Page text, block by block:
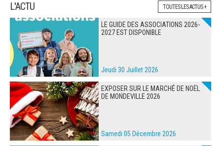
L'ACTU TOUTES LES ACTUS +
LE GUIDE DES ASSOCIATIONS 2026-
2027 EST DISPONIBLE
Jeudi 30 Juillet 2026
EXPOSER SUR LE MARCHÉ DE NOËL
DE MONDEVILLE 2026
Samedi 05 Décembre 2026